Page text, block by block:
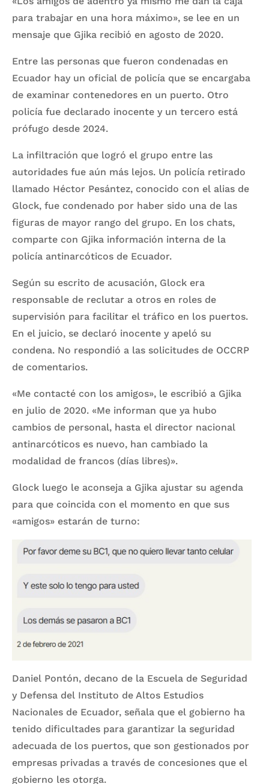
para trabajar en una hora máximo», se lee en un
mensaje que Gjika recibió en agosto de 2020.
Entre las personas que fueron condenadas en
Ecuador hay un oficial de policía que se encargaba
de examinar contenedores en un puerto. Otro
policía fue declarado inocente y un tercero está
prófugo desde 2024.
La infiltración que logró el grupo entre las
autoridades fue aún más lejos. Un policía retirado
llamado Héctor Pesántez, conocido con el alias de
Glock, fue condenado por haber sido una de las
figuras de mayor rango del grupo. En los chats,
comparte con Gjika información interna de la
policía antinarcóticos de Ecuador.
Según su escrito de acusación, Glock era
responsable de reclutar a otros en roles de
supervisión para facilitar el tráfico en los puertos.
En el juicio, se declaró inocente y apeló su
condena. No respondió a las solicitudes de OCCRP
de comentarios.
«Me contacté con los amigos», le escribió a Gjika
en julio de 2020. «Me informan que ya hubo
cambios de personal, hasta el director nacional
antinarcóticos es nuevo, han cambiado la
modalidad de francos (días libres)».
Glock luego le aconseja a Gjika ajustar su agenda
para que coincida con el momento en que sus
«amigos» estarán de turno:
Daniel Pontón, decano de la Escuela de Seguridad
y Defensa del Instituto de Altos Estudios
Nacionales de Ecuador, señala que el gobierno ha
tenido dificultades para garantizar la seguridad
adecuada de los puertos, que son gestionados por
empresas privadas a través de concesiones que el
gobierno les otorga.